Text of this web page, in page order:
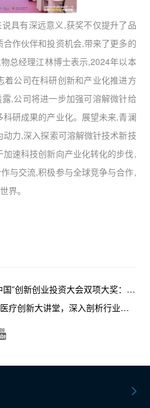
具有深远意义,获奖不仅提升了品
作伙伴和投资机会,带来了更多的
总经理江林博士表示,2024年以本
着公司在科研创新和产业化推进方
,公司将进一步加强可溶解微针给
研成果的产业化。展望未来,青澜
力,深入探索可溶解微针技术新技
速科技创新向产业化转化的步伐,
与交流,积极参与全球竞争与合作,
界。
项大奖：生物医药TOP5与大会TOP10，展现卓越产业创新实力
新大讲堂，深入剖析行业挑战与机遇